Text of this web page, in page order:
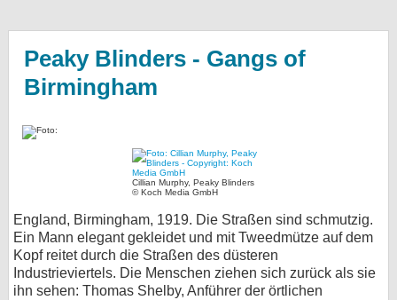
Peaky Blinders - Gangs of
Birmingham
Cillian Murphy, Peaky Blinders
© Koch Media GmbH
England, Birmingham, 1919. Die Straßen sind schmutzig.
Ein Mann elegant gekleidet und mit Tweedmütze auf dem
Kopf reitet durch die Straßen des düsteren
Industrieviertels. Die Menschen ziehen sich zurück als sie
ihn sehen: Thomas Shelby, Anführer der örtlichen
SERVICE
Gewinnspiele
Forum
bei X